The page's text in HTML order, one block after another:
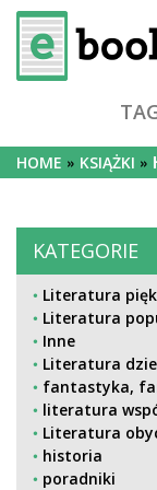
HOME KSIĄŻKI
KATEGORIE
Literatura
Literatura
Inne
Literatura
fantastyka,
literatura
Literatura
historia
poradniki